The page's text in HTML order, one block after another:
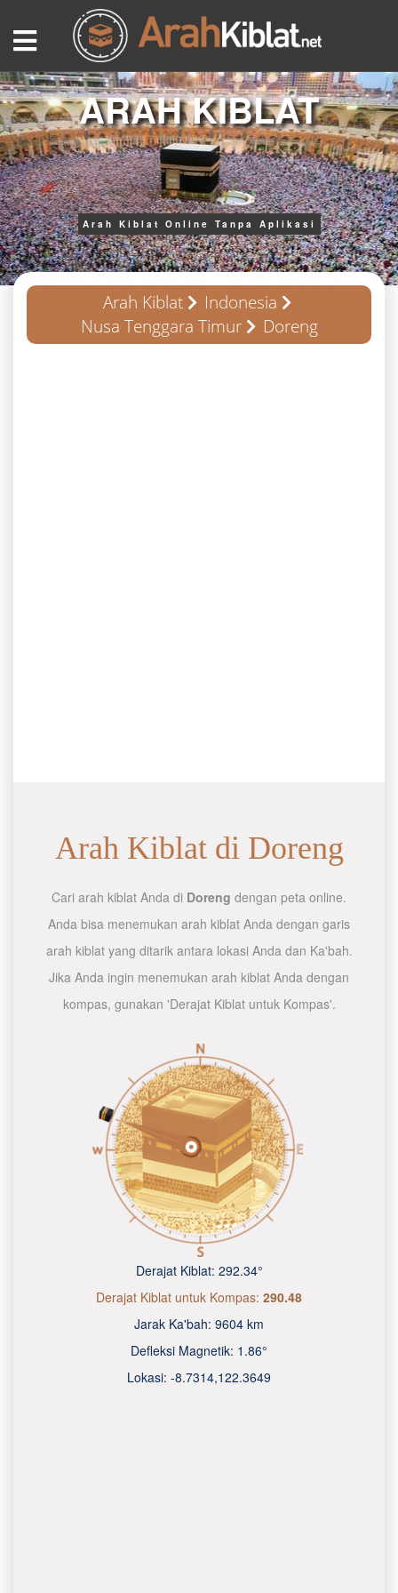
ARAH KIBLAT
Arah Kiblat Online Tanpa Aplikasi
Arah Kiblat
Indonesia
Nusa Tenggara Timur
Doreng
Arah Kiblat di Doreng
Cari arah kiblat Anda di Doreng dengan peta online.
Anda bisa menemukan arah kiblat Anda dengan garis
arah kiblat yang ditarik antara lokasi Anda dan Ka'bah.
Jika Anda ingin menemukan arah kiblat Anda dengan
kompas, gunakan 'Derajat Kiblat untuk Kompas'.
Derajat Kiblat: 292.34°
Derajat Kiblat untuk Kompas: 290.48
Jarak Ka'bah: 9604 km
Defleksi Magnetik: 1.86°
Lokasi: -8.7315,122.3650